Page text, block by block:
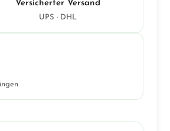
Versicherter Versand
UPS · DHL